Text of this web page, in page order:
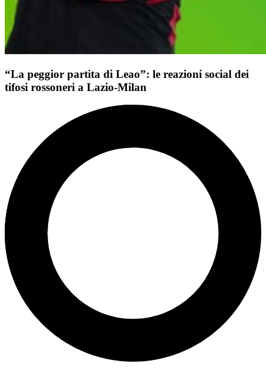
“La peggior partita di Leao”: le reazioni social dei
tifosi rossoneri a Lazio-Milan